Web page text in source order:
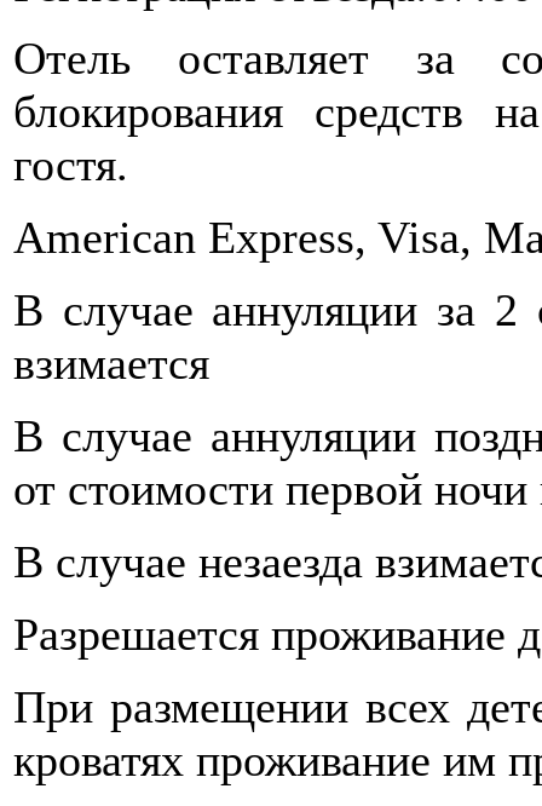
Отель оставляет за
блокирования средств
гостя.
American Express, Visa,
В случае аннуляции за
взимается
В случае аннуляции
от стоимости первой
В случае незаезда
Разрешается проживание
При размещении всех
кроватях проживание им